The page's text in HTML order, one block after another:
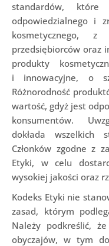
standardów,
odpowiedzialnego i
kosmetycznego, z
przedsiębiorców oraz
produkty
i innowacyjne, o
Różnorodność
wartość, gdyż jest
konsumentów.
dokłada wszelkich
Członków zgodne z
Etyki, w celu
wysokiej jakości oraz
Kodeks Etyki nie
zasad, którym
Należy podkreślić,
obyczajów, w tym